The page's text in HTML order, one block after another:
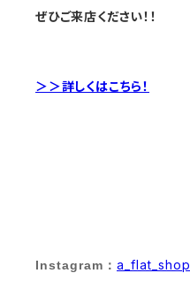
ぜひご来店ください！！
＞＞詳しくはこちら！
Instagram： a_flat_shop